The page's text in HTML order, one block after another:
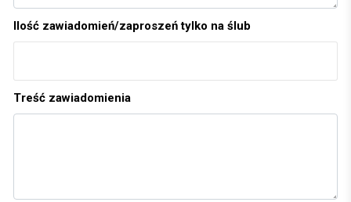
Ilość zawiadomień/zaproszeń tylko na ślub
Treść zawiadomienia